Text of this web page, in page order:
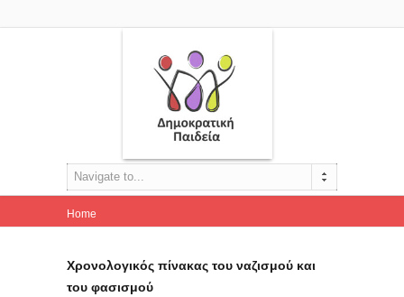
Navigate to...
Home
Χρονολογικός πίνακας του ναζισμού και
του φασισμού